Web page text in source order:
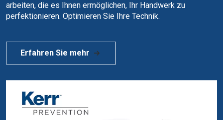
arbeiten, die es Ihnen ermöglichen, Ihr Handwerk zu
perfektionieren. Optimieren Sie Ihre Technik.
Erfahren Sie mehr